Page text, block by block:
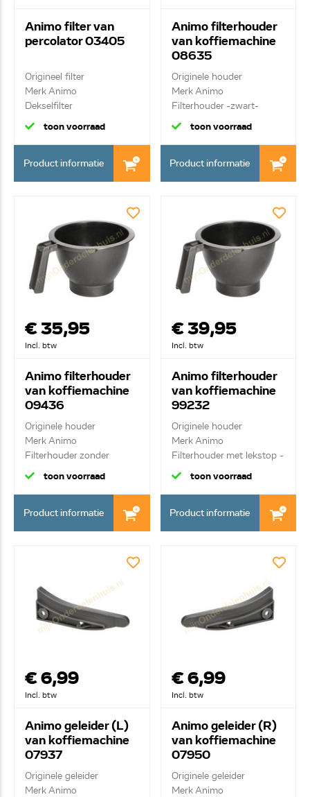
Animo filter van
percolator 03405
Origineel filter
Merk Animo
Dekselfilter
toon voorraad
Product informatie
Animo filterhouder
van koffiemachine
08635
Originele houder
Merk Animo
Filterhouder -zwart-
toon voorraad
Product informatie
€ 35,95
Incl. btw
Animo filterhouder
van koffiemachine
09436
Originele houder
Merk Animo
Filterhouder zonder
lekstop -z...
toon voorraad
Product informatie
€ 39,95
Incl. btw
Animo filterhouder
van koffiemachine
99232
Originele houder
Merk Animo
Filterhouder met lekstop -
zwar...
toon voorraad
Product informatie
€ 6,99
Incl. btw
Animo geleider (L)
van koffiemachine
07937
Originele geleider
Merk Animo
€ 6,99
Incl. btw
Animo geleider (R)
van koffiemachine
07950
Originele geleider
Merk Animo